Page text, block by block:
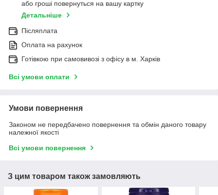
або гроші повернуться на вашу картку
Детальніше
Післяплата
Оплата на рахунок
Готівкою при самовивозі з офісу в м. Харків
Всі умови оплати
Умови повернення
Законом не передбачено повернення та обмін даного товару
належної якості
Всі умови повернення
З цим товаром також замовляють